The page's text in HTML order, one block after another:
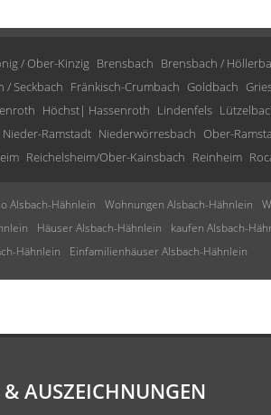
/ Ober-Kinzig Brensbach Brensbach /
/ Seckbach Fränkisch-Crumbach Goldbach
Höchst| Hassenroth Lindenfels
Nieder-Ramstadt Niederwörresbach Ober-
Reichelsheim/Ober-Kainsbach Reinheim
Alsbach-Hähnlein Wohnungen Alsbach-Hähnlein
Häuser Alsbach-Hähnlein kaufen Alsbach-
Hähnlein Einfamilienhäuser Alsbach-Hähnlein
& AUSZEICHNUNGEN